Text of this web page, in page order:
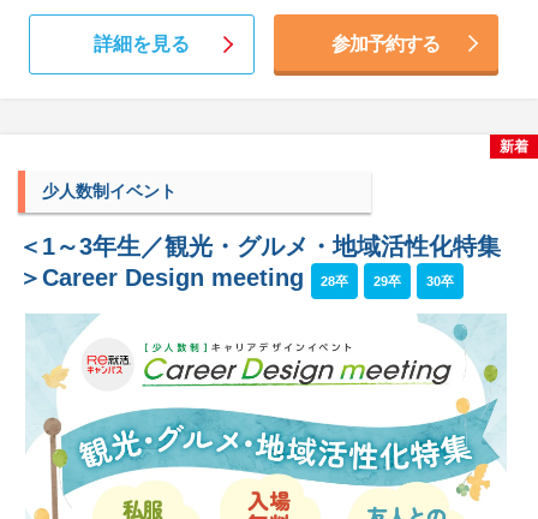
詳細を見る 参加予約する
少人数制イベント
＜1～3年生／観光・グルメ・地域活性化特集
＞Career Design meeting
28卒 29卒 30卒
新着